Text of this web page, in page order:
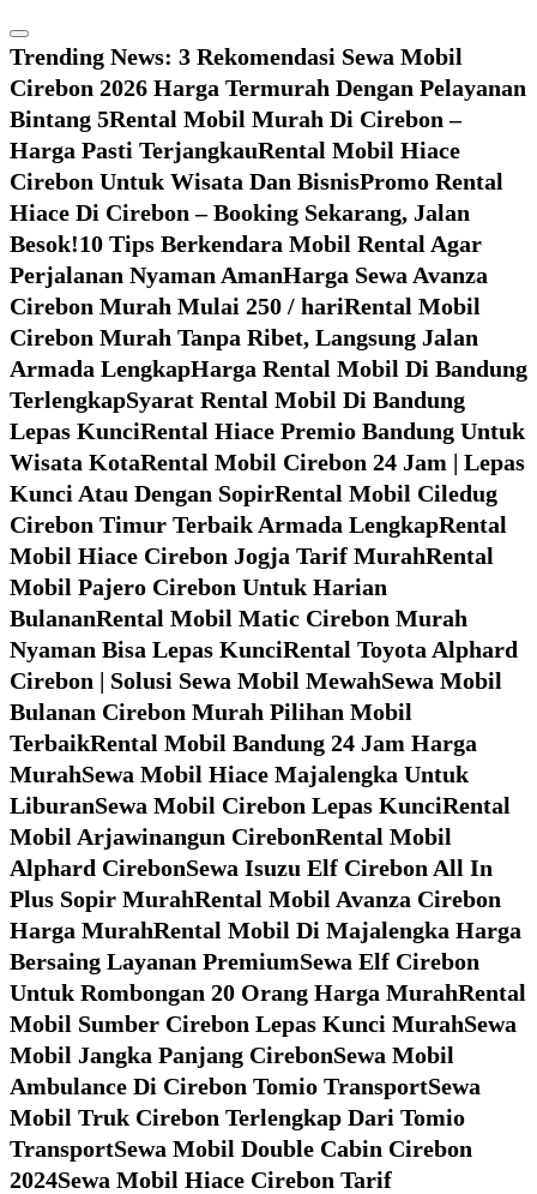
Skip
to
content
Trending News: 3 Rekomendasi Sewa Mobil
Cirebon 2026 Harga Termurah Dengan Pelayanan
Bintang 5Rental Mobil Murah Di Cirebon –
Harga Pasti TerjangkauRental Mobil Hiace
Cirebon Untuk Wisata Dan BisnisPromo Rental
Hiace Di Cirebon – Booking Sekarang, Jalan
Besok!10 Tips Berkendara Mobil Rental Agar
Perjalanan Nyaman AmanHarga Sewa Avanza
Cirebon Murah Mulai 250 / hariRental Mobil
Cirebon Murah Tanpa Ribet, Langsung Jalan
Armada LengkapHarga Rental Mobil Di Bandung
TerlengkapSyarat Rental Mobil Di Bandung
Lepas KunciRental Hiace Premio Bandung Untuk
Wisata KotaRental Mobil Cirebon 24 Jam | Lepas
Kunci Atau Dengan SopirRental Mobil Ciledug
Cirebon Timur Terbaik Armada LengkapRental
Mobil Hiace Cirebon Jogja Tarif MurahRental
Mobil Pajero Cirebon Untuk Harian
BulananRental Mobil Matic Cirebon Murah
Nyaman Bisa Lepas KunciRental Toyota Alphard
Cirebon | Solusi Sewa Mobil MewahSewa Mobil
Bulanan Cirebon Murah Pilihan Mobil
TerbaikRental Mobil Bandung 24 Jam Harga
MurahSewa Mobil Hiace Majalengka Untuk
LiburanSewa Mobil Cirebon Lepas KunciRental
Mobil Arjawinangun CirebonRental Mobil
Alphard CirebonSewa Isuzu Elf Cirebon All In
Plus Sopir MurahRental Mobil Avanza Cirebon
Harga MurahRental Mobil Di Majalengka Harga
Bersaing Layanan PremiumSewa Elf Cirebon
Untuk Rombongan 20 Orang Harga MurahRental
Mobil Sumber Cirebon Lepas Kunci MurahSewa
Mobil Jangka Panjang CirebonSewa Mobil
Ambulance Di Cirebon Tomio TransportSewa
Mobil Truk Cirebon Terlengkap Dari Tomio
TransportSewa Mobil Double Cabin Cirebon
2024Sewa Mobil Hiace Cirebon Tarif